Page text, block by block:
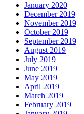
January 2020
December 2019
November 2019
October 2019
September 2019
August 2019
July 2019
June 2019
May 2019
April 2019
March 2019
February 2019